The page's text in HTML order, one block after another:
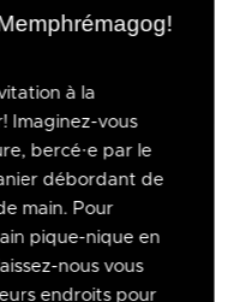
à la
Imaginez-vous
bercé·e par le
débordant de
main. Pour
pique-nique en
nous vous
endroits pour